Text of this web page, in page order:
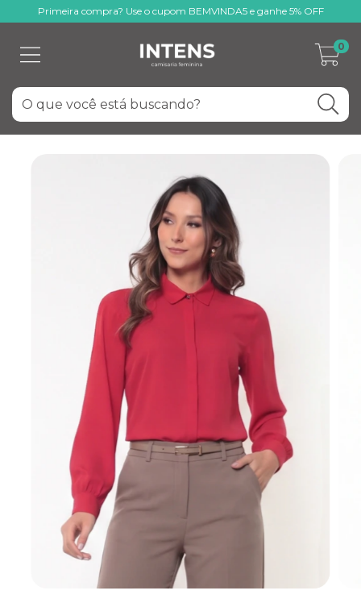
Primeira compra? Use o cupom BEMVINDA5 e ganhe 5% OFF
0